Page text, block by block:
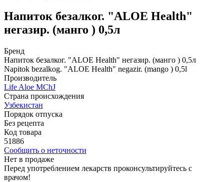
Напиток безалког. "ALOE Health"
негазир. (манго ) 0,5л
Бренд
Напиток безалког. "ALOE Health" негазир. (манго ) 0,5л
Napitok bezalkog. "ALOE Health" negazir. (mango ) 0,5l
Производитель
Life Aloe MChJ
Страна происхождения
Узбекистан
Порядок отпуска
Без рецепта
Код товара
51886
Сообщить о неточности
Нет в продаже
Перед употреблением лекарств проконсультируйтесь с
врачом!